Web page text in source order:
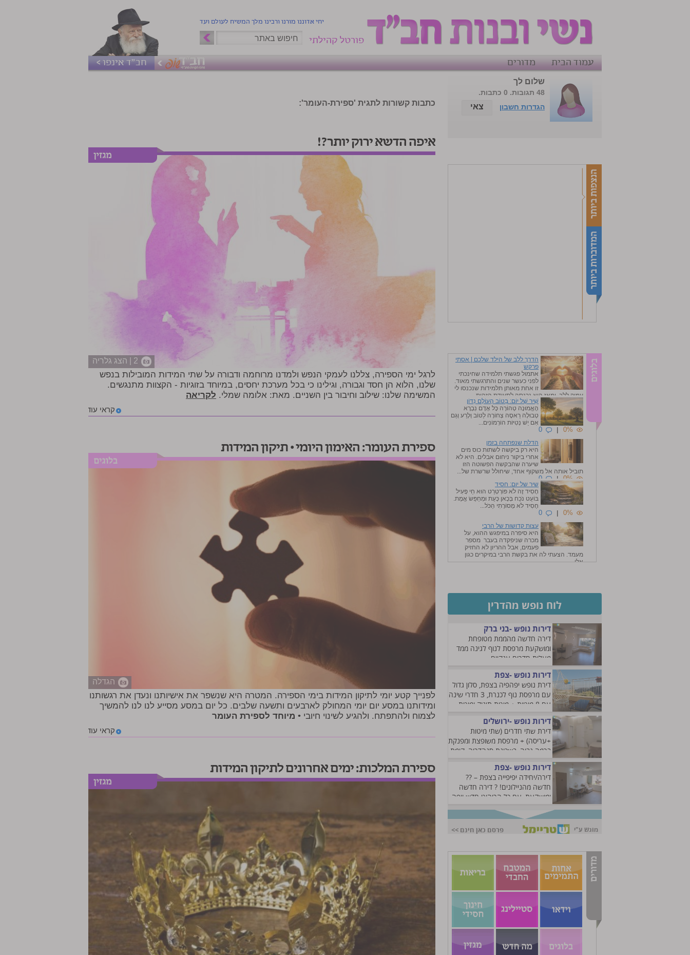
יחי אדוננו מורנו ורבינו מלך המשיח לעולם ועד
פורטל קהילתי
עמוד הבית
מדורים חב"ד אינפו >
כתבות קשורות לתגית 'ספירת-העומר':
איפה הדשא ירוק יותר?!
2 | הצג גלריה
לרגל ימי הספירה, צללנו לעמקי הנפש ולמדנו מרוחמה ודבורה על שתי המידות המובילות בנפש
שלנו, הלוא הן חסד וגבורה, וגילינו כי בכל מערכת יחסים, במיוחד בזוגיות - הקצוות מתנגשים.
המשימה שלנו: שילוב וחיבור בין השניים. מאת: אלומה שמלי. לקריאה
קראי עוד
ספירת העומר: האימון היומי • תיקון המידות
הגדלה
לפנייך קטע יומי לתיקון המידות בימי הספירה. המטרה היא שנשפר את אישיותנו ונעדן את רגשותנו
ומידותנו במסע יום יומי המחולק לארבעים ותשעה שלבים. כל יום במסע מסייע לנו לנו להמשיך
לצמוח ולהתפתח. ולהגיע לשינוי חיובי • מיוחד לספירת העומר
קראי עוד
ספירת המלכות: ימים אחרונים לתיקון המידות
שלום לך
48 תגובות. 0 כתבות.
הגדרות חשבון
צאי
הדרך ללב של הילד שלכם | אסתי
פרקש
אתמול פגשתי תלמידה שחינכתי
לפני כעשר שנים והתרגשתי מאוד.
זו אחת מאותן תלמידות שנכנסו לי
עמוק ללב, ומאז היא נכנסה לתעודת הזהות...
|
0 שִׁיר שֶׁל יוֹם: בְּטוֹב הָעוֹלָם נִדּוֹן
הָאֱמוּנָה טְהוֹרָה כָּל אָדָם נִבְרָא
טְבוּלָה רַאסֶה צְחוֹרָה לַטּוֹב וְלָרַע וְגַם
אִם יֵשׁ נְטִיּוֹת הוֹרְמוֹנִים...
0%
|
0
הדלת שנפתחה בזמן
היא רק ביקשה לשתות כוס מים
אחרי ביקור ניחום אבלים. היא לא
שיערה שהבקשה הפשוטה הזו
תוביל אותה אל משקוף אחד, שיחולל שרשרת של...
0%
|
0
שיר של יום: חסיד
חָסִיד זֶה לֹא פּוֹרְטְרֵט הוּא חַי פָּעִיל
בּוֹעֵט נֹכַח בְּכָאן כָּעֵת וּמְחַפֵּשׂ אֱמֶת.
חָסִיד לֹא מָסוֹרָתִי הַכֹּל...
0%
|
0
עצות קדושות של הרבי
היא סיפרה במיפגש ההוא, על
מכרה שניפקדה בעבר מספר
פעמים, אבל ההריון לא החזיק
מעמד. הצעתי לה את בקשת הרבי במיקרים כגון
אלו, ...